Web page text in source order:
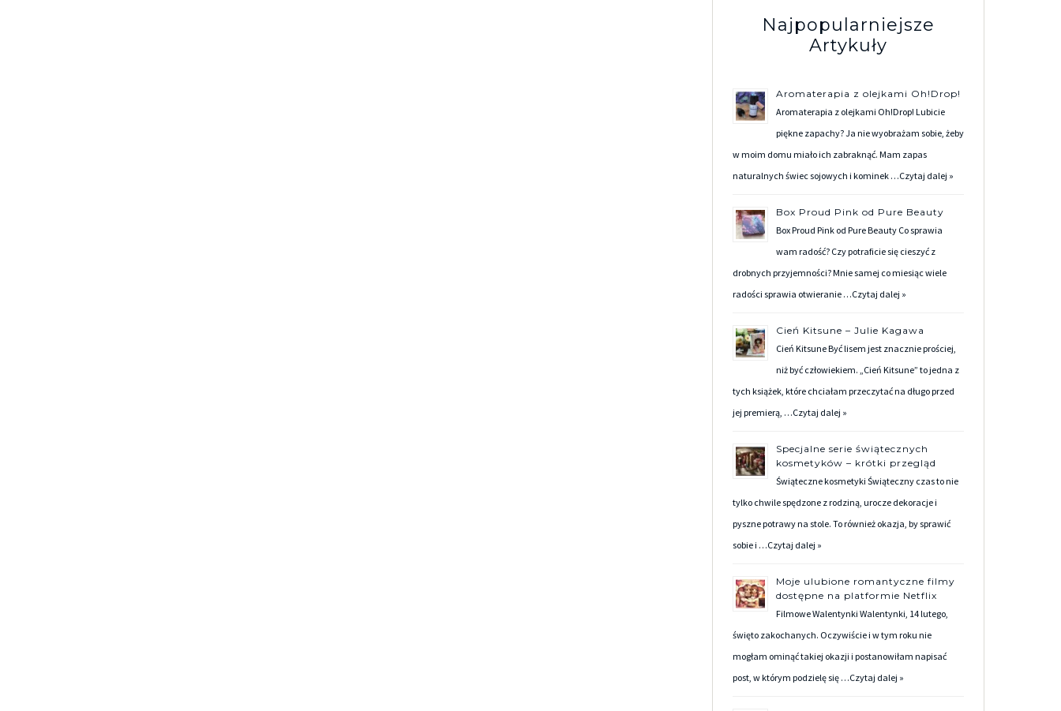
Najpopularniejsze
Artykuły
Aromaterapia z olejkami Oh!Drop!
Aromaterapia z olejkami Oh!Drop! Lubicie
piękne zapachy? Ja nie wyobrażam sobie, żeby
w moim domu miało ich zabraknąć. Mam zapas
naturalnych świec sojowych i kominek …Czytaj dalej »
Box Proud Pink od Pure Beauty
Box Proud Pink od Pure Beauty Co sprawia
wam radość? Czy potraficie się cieszyć z
drobnych przyjemności? Mnie samej co miesiąc wiele
radości sprawia otwieranie …Czytaj dalej »
Cień Kitsune – Julie Kagawa
Cień Kitsune Być lisem jest znacznie prościej,
niż być człowiekiem. „Cień Kitsune” to jedna z
tych książek, które chciałam przeczytać na długo przed
jej premierą, …Czytaj dalej »
Specjalne serie świątecznych
kosmetyków – krótki przegląd
Świąteczne kosmetyki Świąteczny czas to nie
tylko chwile spędzone z rodziną, urocze dekoracje i
pyszne potrawy na stole. To również okazja, by sprawić
sobie i …Czytaj dalej »
Moje ulubione romantyczne filmy
dostępne na platformie Netflix
Filmowe Walentynki Walentynki, 14 lutego,
święto zakochanych. Oczywiście i w tym roku nie
mogłam ominąć takiej okazji i postanowiłam napisać
post, w którym podzielę się …Czytaj dalej »